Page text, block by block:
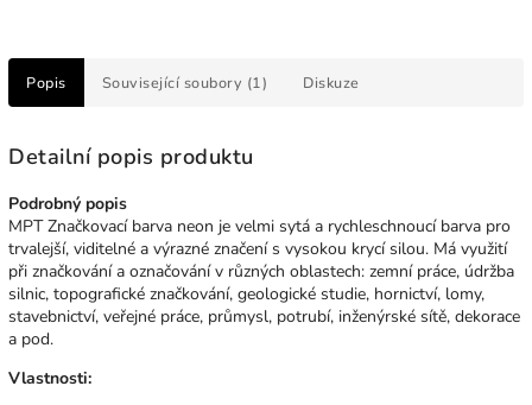
Popis Související soubory (1) Diskuze
Detailní popis produktu
Podrobný popis
MPT Značkovací barva neon je velmi sytá a rychleschnoucí barva pro
trvalejší, viditelné a výrazné značení s vysokou krycí silou. Má využití
při značkování a označování v různých oblastech: zemní práce, údržba
silnic, topografické značkování, geologické studie, hornictví, lomy,
stavebnictví, veřejné práce, průmysl, potrubí, inženýrské sítě, dekorace
a pod.
Vlastnosti: